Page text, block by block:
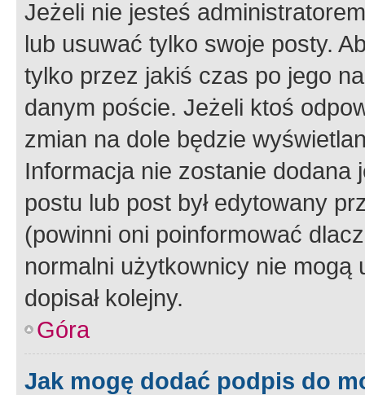
Jeżeli nie jesteś
lub usuwać tylko swoje posty.
tylko przez jakiś czas po jego
danym poście. Jeżeli ktoś
zmian na dole będzie
Informacja nie zostanie dodana
postu lub post był edytowany
(powinni oni poinformować
normalni użytkownicy nie
dopisał kolejny.
Góra
Jak mogę dodać podpis do